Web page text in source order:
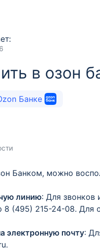
в озон
Банке
Банком, можно
линию: Для звонков
8 (495) 215-24-08. Для
электронную почту: